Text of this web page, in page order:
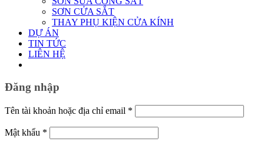
SƠN CỬA SẮT
THAY PHỤ KIỆN CỬA KÍNH
DỰ ÁN
TIN TỨC
LIÊN HỆ
Đăng nhập
Tên tài khoản hoặc địa chỉ email *
buộc
Mật khẩu *
buộc